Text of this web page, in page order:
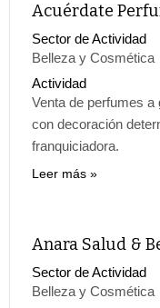
Acuérdate
Sector de Actividad
Belleza y Cosmética
Actividad
Venta de perfumes
con decoración
franquiciadora.
Leer más
Anara Salud &
Sector de Actividad
Belleza y Cosmética